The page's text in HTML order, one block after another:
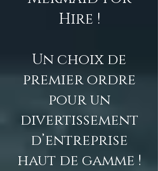
Hire !
Un choix de
premier ordre
pour un
divertissement
d’entreprise
haut de gamme !